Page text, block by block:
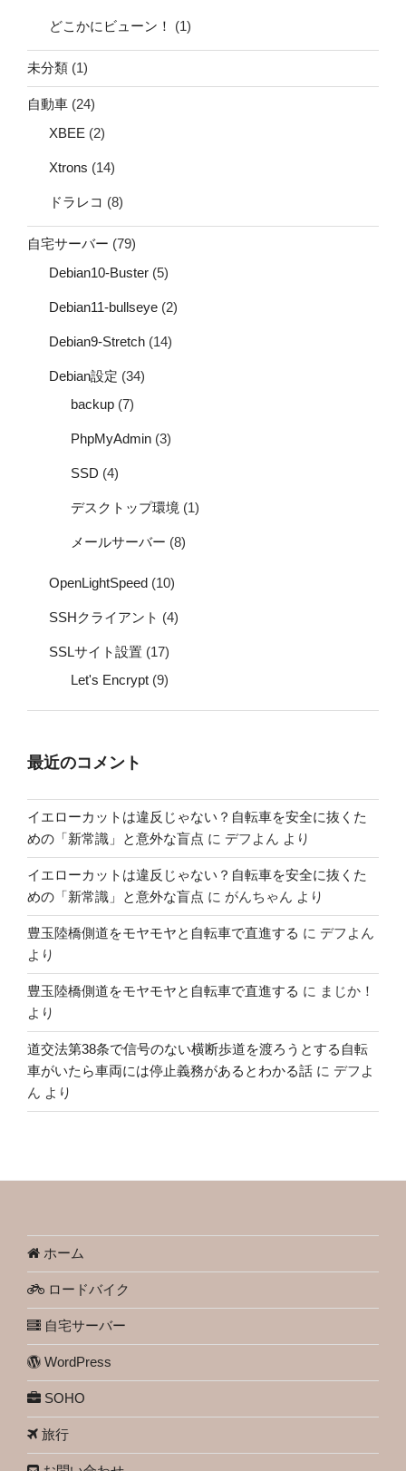
どこかにビューン！ (1)
未分類 (1)
自動車 (24)
XBEE (2)
Xtrons (14)
ドラレコ (8)
自宅サーバー (79)
Debian10-Buster (5)
Debian11-bullseye (2)
Debian9-Stretch (14)
Debian設定 (34)
backup (7)
PhpMyAdmin (3)
SSD (4)
デスクトップ環境 (1)
メールサーバー (8)
OpenLightSpeed (10)
SSHクライアント (4)
SSLサイト設置 (17)
Let's Encrypt (9)
最近のコメント
イエローカットは違反じゃない？自転車を安全に抜くた
めの「新常識」と意外な盲点 に デフよん より
イエローカットは違反じゃない？自転車を安全に抜くた
めの「新常識」と意外な盲点 に がんちゃん より
豊玉陸橋側道をモヤモヤと自転車で直進する に デフよん
より
豊玉陸橋側道をモヤモヤと自転車で直進する に まじか！
より
道交法第38条で信号のない横断歩道を渡ろうとする自転
車がいたら車両には停止義務があるとわかる話 に デフよ
ん より
ホーム
ロードバイク
自宅サーバー
WordPress
SOHO
旅行